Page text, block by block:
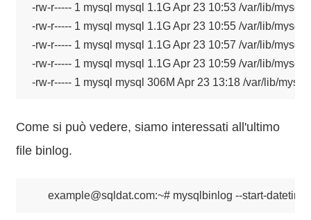
-rw-r----- 1 mysql mysql 1.1G Apr 23 10:53 /var/lib/
-rw-r----- 1 mysql mysql 1.1G Apr 23 10:55 /var/lib/
-rw-r----- 1 mysql mysql 1.1G Apr 23 10:57 /var/lib/
-rw-r----- 1 mysql mysql 1.1G Apr 23 10:59 /var/lib/
-rw-r----- 1 mysql mysql 306M Apr 23 13:18 /var/lib/
Come si può vedere, siamo interessati all'ultimo
file binlog.
example@sqldat.com:~# mysqlbinlog --start-